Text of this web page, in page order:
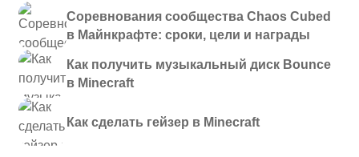
Соревнования сообщества Chaos Cubed
в Майнкрафте: сроки, цели и награды
Как получить музыкальный диск Bounce
в Minecraft
Как сделать гейзер в Minecraft